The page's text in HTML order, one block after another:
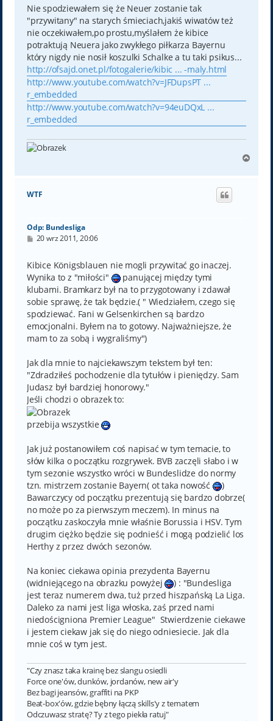
t
Nie spodziewałem się że Neuer zostanie tak
"przywitany" na starych śmieciach,jakiś wiwatów też
nie oczekiwałem,po prostu,myślałem że kibice
potraktują Neuera jako zwykłego piłkarza Bayernu
który nigdy nie nosił koszulki Schalke a tu taki psikus...
http://ofsajd.onet.pl/fotogalerie/kibic ... -maly.html
http://www.youtube.com/watch?v=JFDupsPT ...
r_embedded
http://www.youtube.com/watch?v=94euDQxL ...
r_embedded
g
WTF
Odp: Bundesliga
P
t
20 wrz 2011, 20:06
Kibice Königsblauen nie mogli przywitać go inaczej.
Wynika to z "miłości"
panującej między tymi
klubami. Bramkarz był na to przygotowany i zdawał
sobie sprawę, że tak będzie.( " Wiedziałem, czego się
spodziewać. Fani w Gelsenkirchen są bardzo
emocjonalni. Byłem na to gotowy. Najważniejsze, że
mam to za sobą i wygraliśmy")
Jak dla mnie to najciekawszym tekstem był ten:
"Zdradziłeś pochodzenie dla tytułów i pieniędzy. Sam
Judasz był bardziej honorowy."
Jeśli chodzi o obrazek to:
przebija wszystkie
Jak już postanowiłem coś napisać w tym temacie, to
słów kilka o początku rozgrywek. BVB zaczęli słabo i w
tym sezonie wszystko wróci w Bundeslidze do normy
tzn. mistrzem zostanie Bayern( ot taka nowość
)
Bawarczycy od początku prezentują się bardzo dobrze(
no może po za pierwszym meczem). In minus na
początku zaskoczyła mnie właśnie Borussia i HSV. Tym
drugim ciężko będzie się podnieść i mogą podzielić los
Herthy z przez dwóch sezonów.
Na koniec ciekawa opinia prezydenta Bayernu
(widniejącego na obrazku powyżej
) : "Bundesliga
jest teraz numerem dwa, tuż przed hiszpańską La Liga.
Daleko za nami jest liga włoska, zaś przed nami
niedościgniona Premier League" Stwierdzenie ciekawe
i jestem ciekaw jak się do niego odniesiecie. Jak dla
mnie coś w tym jest.
"Czy znasz taka krainę bez slangu osiedli
Force one'ów, dunków, jordanów, new air'y
Bez bagi jeansów, graffiti na PKP
Beat-box'ów, gdzie bębny łączą skills'y z tematem
Odczuwasz stratę? Ty z tego piekła ratuj"